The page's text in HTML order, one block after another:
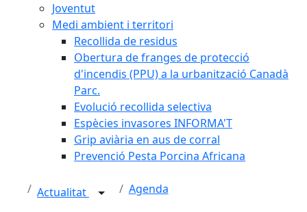
Joventut
Medi ambient i territori
Recollida de residus
Obertura de franges de protecció
d'incendis (PPU) a la urbanització Canadà
Parc.
Evolució recollida selectiva
Espècies invasores INFORMA'T
Grip aviària en aus de corral
Prevenció Pesta Porcina Africana
Actualitat Agenda